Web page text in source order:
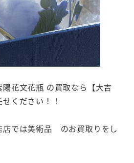
花文花瓶 の買取なら【大吉
ください！！
店では美術品 のお買取りをし